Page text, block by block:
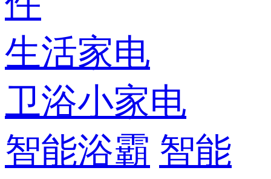
生活家电
卫浴小家电
智能浴霸 智能